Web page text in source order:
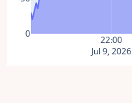
22:00
Jul 9, 2026
0